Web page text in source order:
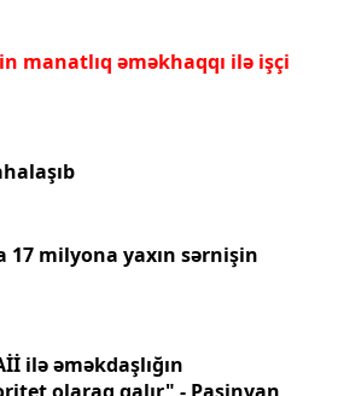
manatlıq əməkhaqqı ilə işçi
17 milyona yaxın sərnişin
ilə əməkdaşlığın